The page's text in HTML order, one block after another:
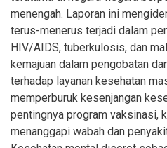
menengah. Laporan ini
terus-menerus terjadi dalam
HIV/AIDS, tuberkulosis, dan
kemajuan dalam pengobatan
terhadap layanan kesehatan
memperburuk kesenjangan
pentingnya program vaksinasi,
menanggapi wabah dan